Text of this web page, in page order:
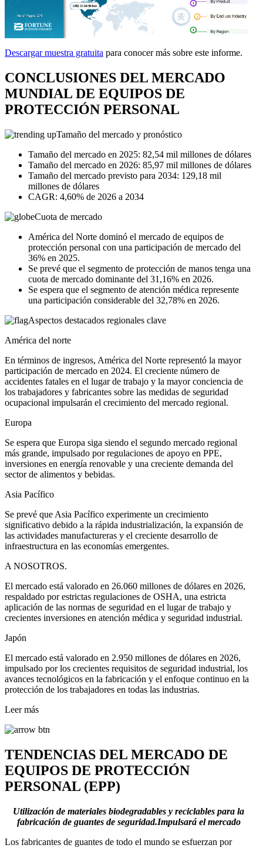
Descargar muestra gratuita para conocer más sobre este informe.
CONCLUSIONES DEL MERCADO
MUNDIAL DE EQUIPOS DE
PROTECCIÓN PERSONAL
Tamaño del mercado y pronóstico
Tamaño del mercado en 2025: 82,54 mil millones de dólares
Tamaño del mercado en 2026: 85,97 mil millones de dólares
Tamaño del mercado previsto para 2034: 129,18 mil
millones de dólares
CAGR: 4,60% de 2026 a 2034
Cuota de mercado
América del Norte dominó el mercado de equipos de
protección personal con una participación de mercado del
36% en 2025.
Se prevé que el segmento de protección de manos tenga una
cuota de mercado dominante del 31,16% en 2026.
Se espera que el segmento de atención médica represente
una participación considerable del 32,78% en 2026.
Aspectos destacados regionales clave
América del norte
En términos de ingresos, América del Norte representó la mayor
participación de mercado en 2024. El creciente número de
accidentes fatales en el lugar de trabajo y la mayor conciencia de
los trabajadores y fabricantes sobre las medidas de seguridad
ocupacional impulsarán el crecimiento del mercado regional.
Europa
Se espera que Europa siga siendo el segundo mercado regional
más grande, impulsado por regulaciones de apoyo en PPE,
inversiones en energía renovable y una creciente demanda del
sector de alimentos y bebidas.
Asia Pacífico
Se prevé que Asia Pacífico experimente un crecimiento
significativo debido a la rápida industrialización, la expansión de
las actividades manufactureras y el creciente desarrollo de
infraestructura en las economías emergentes.
A NOSOTROS.
El mercado está valorado en 26.060 millones de dólares en 2026,
respaldado por estrictas regulaciones de OSHA, una estricta
aplicación de las normas de seguridad en el lugar de trabajo y
crecientes inversiones en atención médica y seguridad industrial.
Japón
El mercado está valorado en 2.950 millones de dólares en 2026,
impulsado por los crecientes requisitos de seguridad industrial, los
avances tecnológicos en la fabricación y el enfoque continuo en la
protección de los trabajadores en todas las industrias.
Leer más
TENDENCIAS DEL MERCADO DE
EQUIPOS DE PROTECCIÓN
PERSONAL (EPP)
Utilización de materiales biodegradables y reciclables para la
fabricación de guantes de seguridad.Impulsará el mercado
Los fabricantes de guantes de todo el mundo se esfuerzan por